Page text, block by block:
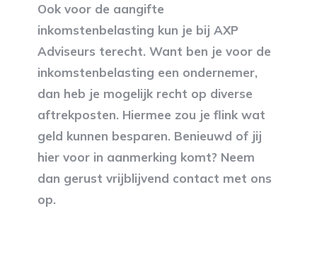
Ook voor de aangifte
inkomstenbelasting kun je bij AXP
Adviseurs terecht. Want ben je voor de
inkomstenbelasting een ondernemer,
dan heb je mogelijk recht op diverse
aftrekposten. Hiermee zou je flink wat
geld kunnen besparen. Benieuwd of jij
hier voor in aanmerking komt? Neem
dan gerust vrijblijvend contact met ons
op.